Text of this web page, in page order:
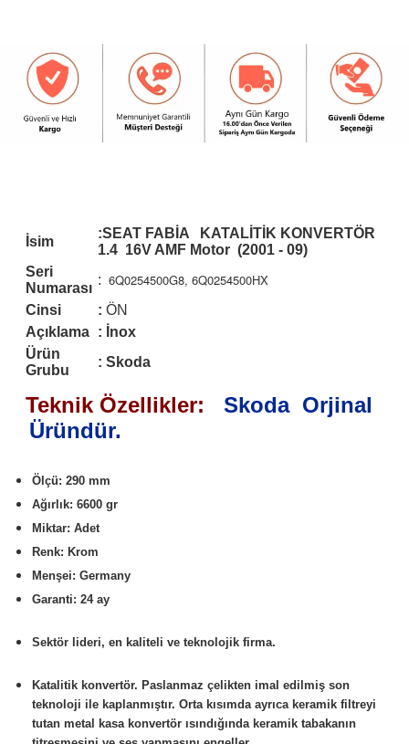
İsim
:SEAT FABİA KATALİTİK KONVERTÖR
1.4 16V AMF Motor (2001 - 09)
Seri
Numarası
: 6Q0254500G8, 6Q0254500HX
Cinsi : ÖN
Açıklama : İnox
Ürün
Grubu
: Skoda
Teknik Özellikler: Skoda Orjinal
Üründür.
Ölçü: 290 mm
Ağırlık: 6600 gr
Miktar: Adet
Renk: Krom
Menşei: Germany
Garanti: 24 ay
Sektör lideri, en kaliteli ve teknolojik firma.
Katalitik konvertör. Paslanmaz çelikten imal edilmiş son
teknoloji ile kaplanmıştır. Orta kısımda ayrıca keramik filtreyi
tutan metal kasa konvertör ısındığında keramik tabakanın